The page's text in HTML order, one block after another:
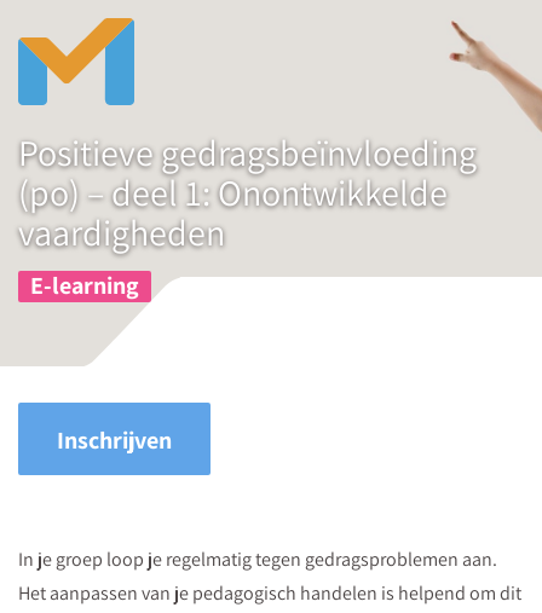
Positieve gedragsbeïnvloeding
(po) – deel 1: Onontwikkelde
vaardigheden
E-learning
Inschrijven
In je groep loop je regelmatig tegen gedragsproblemen aan.
Het aanpassen van je pedagogisch handelen is helpend om dit